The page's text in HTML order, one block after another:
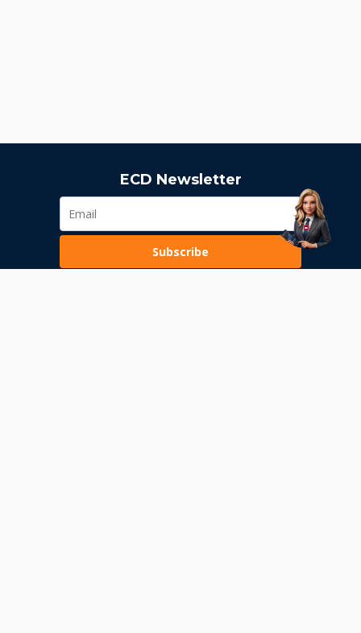
ECD Newsletter
Subscribe